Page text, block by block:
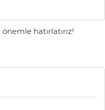
hatırlatırız!